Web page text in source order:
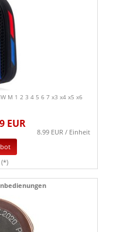
M 1 2 3 4 5 6 7 x3 x4 x5 x6
EUR
8.99 EUR / Einheit